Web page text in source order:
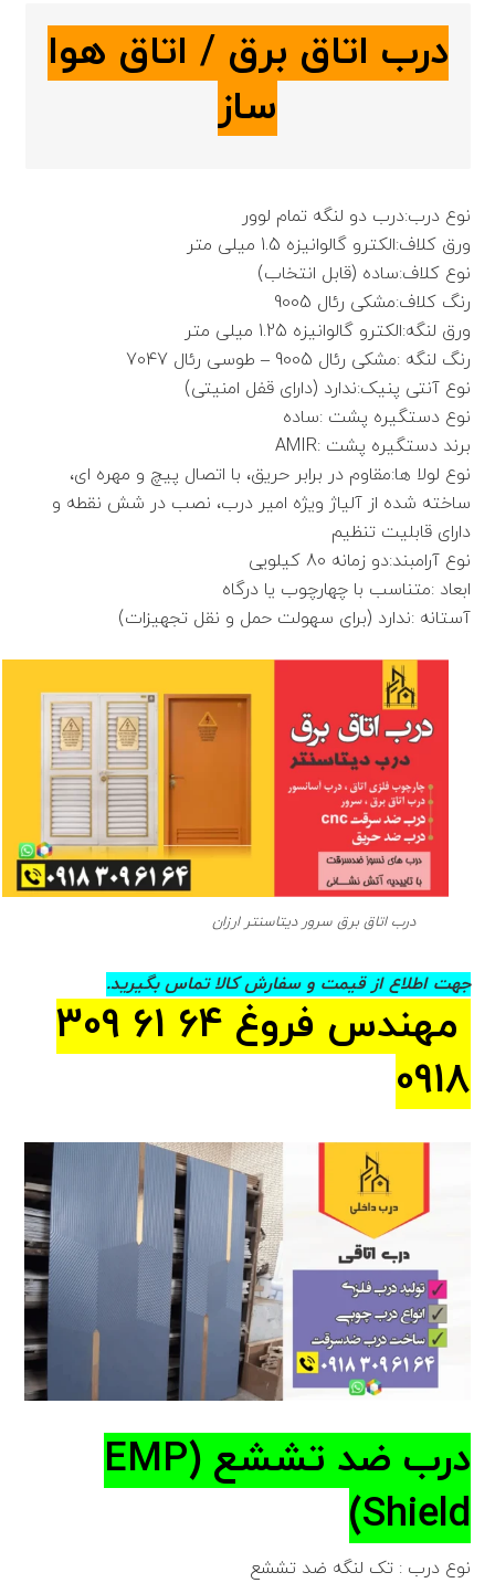
درب اتاق برق / اتاق هوا
ساز
نوع درب:درب دو لنگه تمام لوور
ورق کلاف:الکترو گالوانیزه 1.5 میلی متر
نوع کلاف:ساده (قابل انتخاب)
رنگ کلاف:مشکی رئال 9005
ورق لنگه:الکترو گالوانیزه 1.25 میلی متر
رنگ لنگه :مشکی رئال 9005 – طوسی رئال 7047
نوع آنتی پنیک:ندارد (دارای قفل امنیتی)
نوع دستگیره پشت :ساده
برند دستگیره پشت :AMIR
نوع لولا ها:مقاوم در برابر حریق، با اتصال پیچ و مهره ای،
ساخته شده از آلیاژ ویژه امیر درب، نصب در شش نقطه و
دارای قابلیت تنظیم
نوع آرامبند:دو زمانه 80 کیلویی
ابعاد :متناسب با چهارچوب یا درگاه
آستانه :ندارد (برای سهولت حمل و نقل تجهیزات)
درب اتاق برق سرور دیتاسنتر ارزان
جهت اطلاع از قیمت و سفارش کالا تماس بگیرید.
مهندس فروغ 64 61 309
0918
درب ضد تششع (EMP
Shield)
نوع درب : تک لنگه ضد تششع